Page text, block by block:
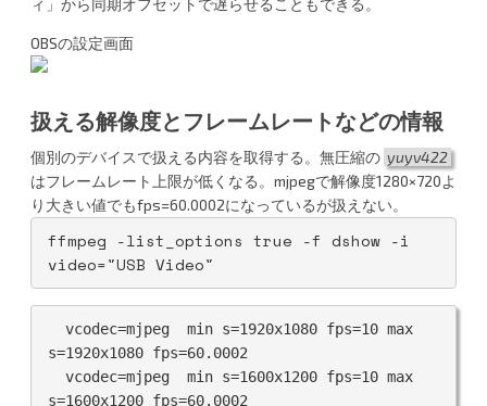
ィ」から同期オフセットで遅らせることもできる。
OBSの設定画面
扱える解像度とフレームレートなどの情報
個別のデバイスで扱える内容を取得する。無圧縮の yuyv422
はフレームレート上限が低くなる。mjpegで解像度1280×720よ
り大きい値でもfps=60.0002になっているが扱えない。
ffmpeg -list_options true -f dshow -i
video="USB Video"
s=1920x1080 fps=60.0002
s=1600x1200 fps=60.0002